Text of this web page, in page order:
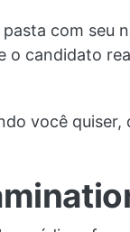
com seu
o candidato
você quiser,